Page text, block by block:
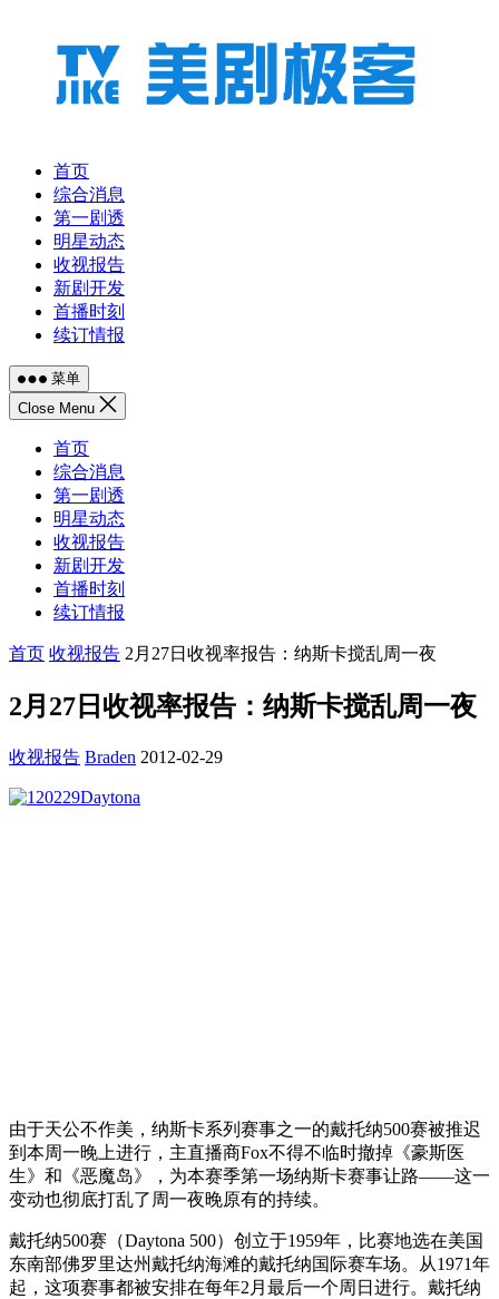
首页
综合消息
第一剧透
明星动态
收视报告
新剧开发
首播时刻
续订情报
菜单
Close Menu
首页
综合消息
第一剧透
明星动态
收视报告
新剧开发
首播时刻
续订情报
首页 收视报告 2月27日收视率报告：纳斯卡搅乱周一夜
2月27日收视率报告：纳斯卡搅乱周一夜
收视报告 Braden 2012-02-29
由于天公不作美，纳斯卡系列赛事之一的戴托纳500赛被推迟
到本周一晚上进行，主直播商Fox不得不临时撤掉《豪斯医
生》和《恶魔岛》，为本赛季第一场纳斯卡赛事让路——这一
变动也彻底打乱了周一夜晚原有的持续。
戴托纳500赛（Daytona 500）创立于1959年，比赛地选在美国
东南部佛罗里达州戴托纳海滩的戴托纳国际赛车场。从1971年
起，这项赛事都被安排在每年2月最后一个周日进行。戴托纳